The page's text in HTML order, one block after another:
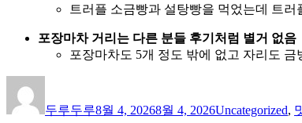
트러플 소금빵과 설탕빵을 먹었는데 트
포장마차 거리는 다른 분들 후기처럼 별거 없음
포장마차도 5개 정도 밖에 없고 자리도 금
이
두루두루일
8월 4, 20268월 4, 2026고
Uncategorized,